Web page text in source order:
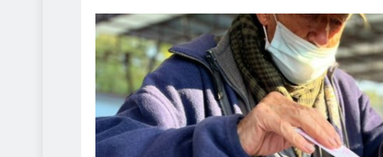
Adulto mayor que murió
atropellado fue empujado, revela
video
julio 28, 2026